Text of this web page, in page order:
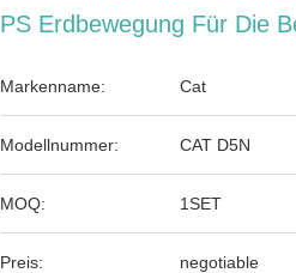
PS Erdbewegung Für Die
Markenname: Cat
Modellnummer: CAT D5N
MOQ: 1SET
Preis: negotiable